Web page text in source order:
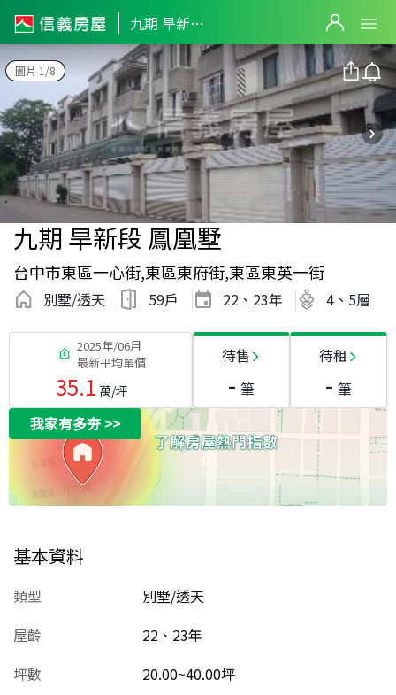
九期 旱新段 鳳凰墅
圖片 1/8
九期 旱新段 鳳凰墅
台中市東區一心街,東區東府街,東區東英一街
別墅/透天 59戶 22、23年 4、5層
2025年/06月
最新平均單價
35.1 萬/坪
待售
- 筆
待租
- 筆
我家有多夯>>
基本資料
類型
別墅/透天
屋齡
22、23年
坪數
20.00~40.00坪